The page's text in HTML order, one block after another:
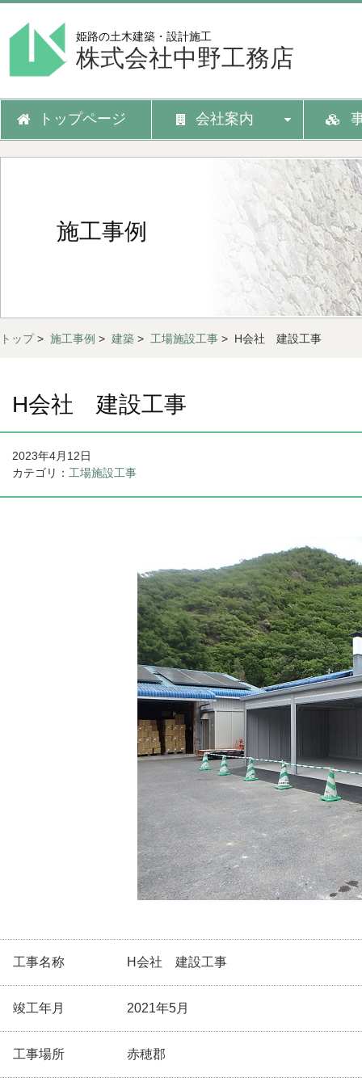
姫路の土木建築・設計施工
株式会社中野工務店
トップページ 会社案内
施工事例
トップ> 施工事例 > 建築 > 工場施設工事 > H会社 建設工事
H会社 建設工事
2023年4月12日
カテゴリ： 工場施設工事
工事名称 H会社 建設工事
竣工年月 2021年5月
工事場所 赤穂郡